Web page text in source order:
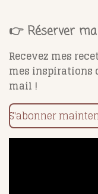
👉 Réserver
Recevez mes
mes inspirations
mail !
S'abonner